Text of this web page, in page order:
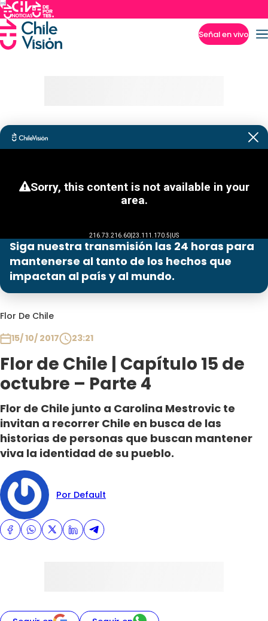
Señal en vivo
Siga nuestra transmisión las 24 horas para
mantenerse al tanto de los hechos que
impactan al país y al mundo.
Flor De Chile
15/ 10/ 2017
23:21
Flor de Chile | Capítulo 15 de
octubre – Parte 4
Flor de Chile junto a Carolina Mestrovic te
invitan a recorrer Chile en busca de las
historias de personas que buscan mantener
viva la identidad de su pueblo.
Por Default
Programas
Contigo en Directo
Plan Perfecto
Sabingo
Todos Los Programas